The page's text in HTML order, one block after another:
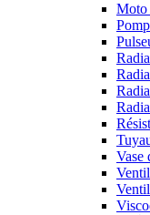
Moto
Vase